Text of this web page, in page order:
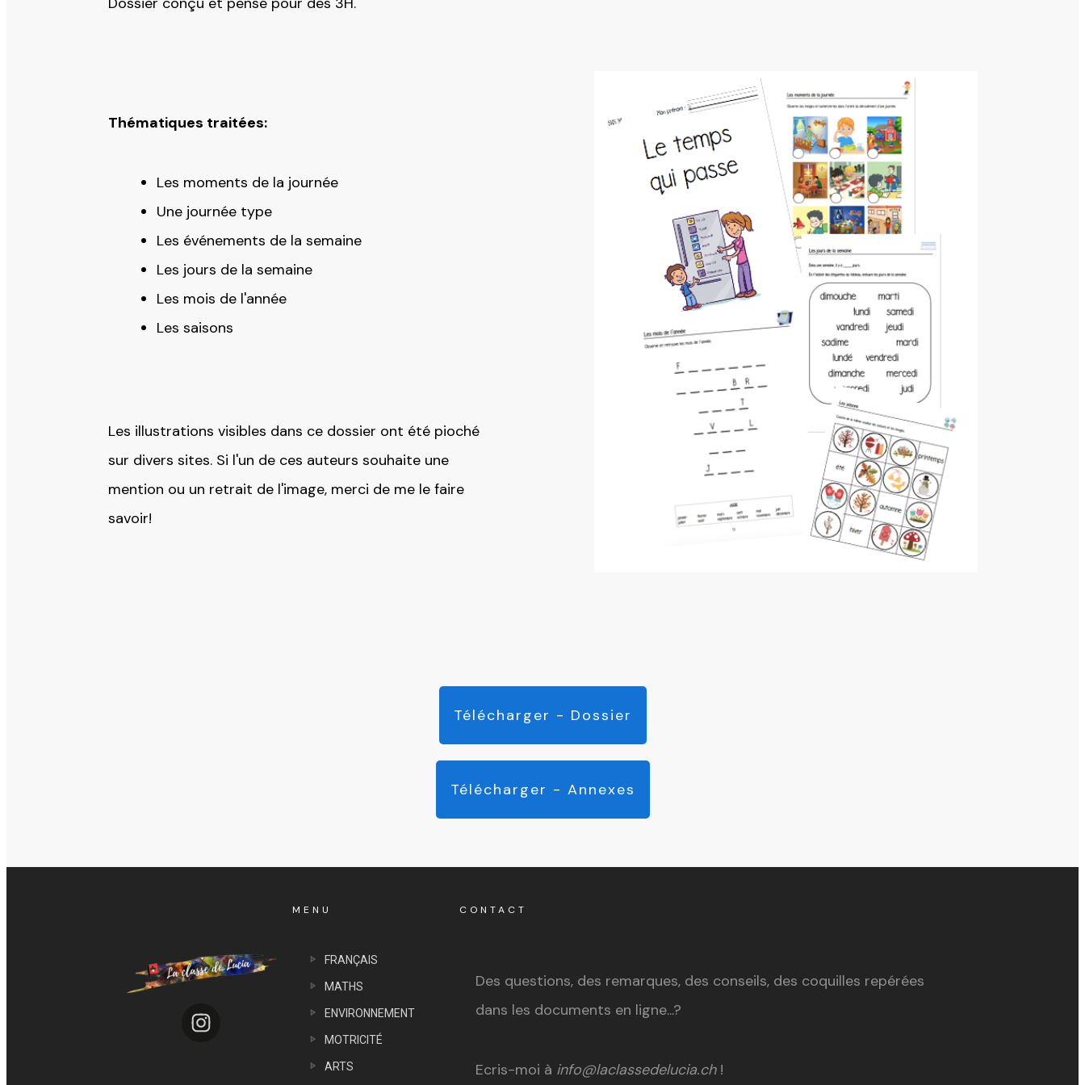
Thématiques traitées:
Les moments de la journée
Une journée type
Les événements de la semaine
Les jours de la semaine
Les mois de l'année
Les saisons
Les illustrations visibles dans ce dossier ont été pioché
sur divers sites. Si l'un de ces auteurs souhaite une
mention ou un retrait de l'image, merci de me le faire
savoir!
Télécharger - Dossier
Télécharger - Annexes
MENU
FRANÇAIS
MATHS
ENVIRONNEMENT
MOTRICITÉ
ARTS
CONTACT
Des questions, des remarques, des conseils, des coquilles repérées
dans les documents en ligne...?
Ecris-moi à info@laclassedelucia.ch!